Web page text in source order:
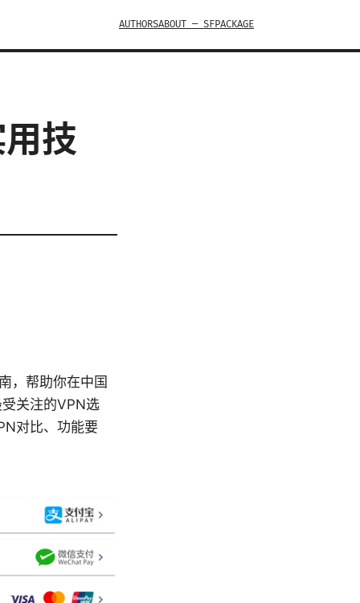
AUTHORSABOUT — SFPACKAGE
技
，帮助你在中国
关注的VPN选
对比、功能要